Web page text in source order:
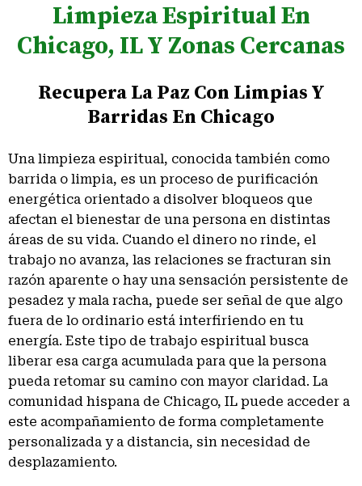
Limpieza Espiritual En
Chicago, IL Y Zonas Cercanas
Recupera La Paz Con Limpias Y
Barridas En Chicago
Una limpieza espiritual, conocida también como
barrida o limpia, es un proceso de purificación
energética orientado a disolver bloqueos que
afectan el bienestar de una persona en distintas
áreas de su vida. Cuando el dinero no rinde, el
trabajo no avanza, las relaciones se fracturan sin
razón aparente o hay una sensación persistente de
pesadez y mala racha, puede ser señal de que algo
fuera de lo ordinario está interfiriendo en tu
energía. Este tipo de trabajo espiritual busca
liberar esa carga acumulada para que la persona
pueda retomar su camino con mayor claridad. La
comunidad hispana de Chicago, IL puede acceder a
este acompañamiento de forma completamente
personalizada y a distancia, sin necesidad de
desplazamiento.